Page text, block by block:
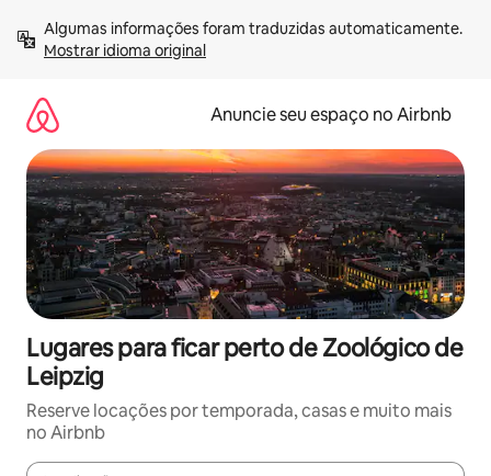
para
Mostrar idioma original
Anuncie seu espaço no Airbnb
Lugares para ficar perto de Zoológico de
Leipzig
Reserve locações por temporada, casas e muito mais
no Airbnb